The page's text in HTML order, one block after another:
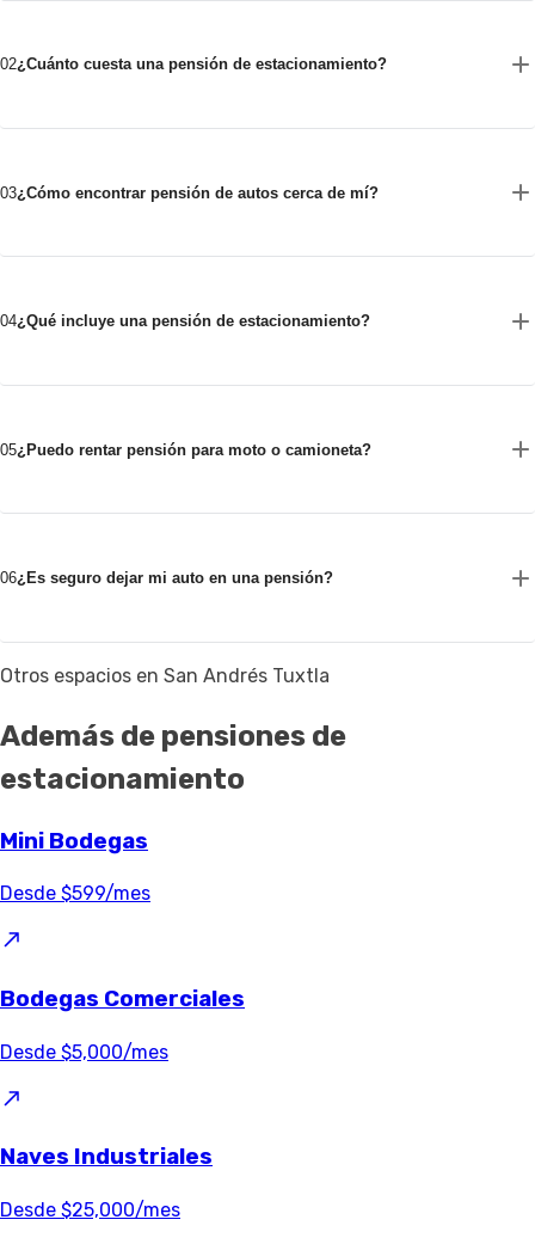
02¿Cuánto cuesta una pensión de estacionamiento?
03¿Cómo encontrar pensión de autos cerca de mí?
04¿Qué incluye una pensión de estacionamiento?
05¿Puedo rentar pensión para moto o camioneta?
06¿Es seguro dejar mi auto en una pensión?
Otros espacios en San Andrés Tuxtla
Además de pensiones de
estacionamiento
Mini Bodegas
Desde $599/mes
Bodegas Comerciales
Desde $5,000/mes
Naves Industriales
Desde $25,000/mes